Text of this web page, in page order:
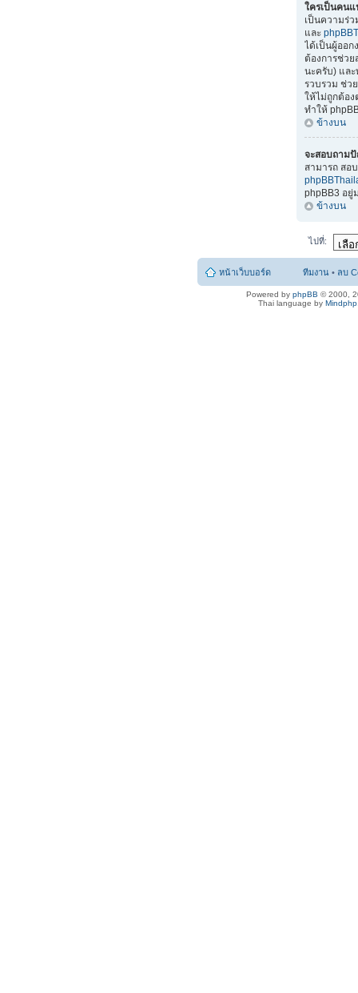
ใครเป็นคน
เป็นความร่
และ
ได้เป็นผู้ออก
ต้องการช่ว
นะครับ) แล
รวบรวม ช่ว
ให้ไม่ถูกต้อ
ทำให้
ข้างบน
จะสอบถาม
สามารถ สอ
phpBB3 อยู่
ข้างบน
ไปที่:
หน้าเว็บบอร์ด ทีมงาน • ลบ
Powered by phpBB © 2000,
Thai language by